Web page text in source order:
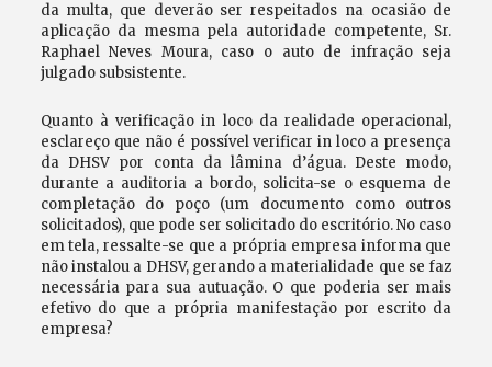
da multa, que deverão ser respeitados na ocasião de
aplicação da mesma pela autoridade competente, Sr.
Raphael Neves Moura, caso o auto de infração seja
julgado subsistente.
Quanto à verificação in loco da realidade operacional,
esclareço que não é possível verificar in loco a presença
da DHSV por conta da lâmina d’água. Deste modo,
durante a auditoria a bordo, solicita-se o esquema de
completação do poço (um documento como outros
solicitados), que pode ser solicitado do escritório. No caso
em tela, ressalte-se que a própria empresa informa que
não instalou a DHSV, gerando a materialidade que se faz
necessária para sua autuação. O que poderia ser mais
efetivo do que a própria manifestação por escrito da
empresa?